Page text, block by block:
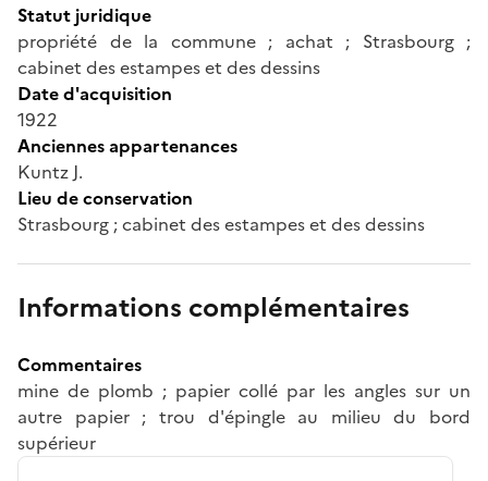
Statut juridique
propriété de la commune ; achat ; Strasbourg ;
cabinet des estampes et des dessins
Date d'acquisition
1922
Anciennes appartenances
Kuntz J.
Lieu de conservation
Strasbourg ; cabinet des estampes et des dessins
Informations complémentaires
Commentaires
mine de plomb ; papier collé par les angles sur un
autre papier ; trou d'épingle au milieu du bord
supérieur